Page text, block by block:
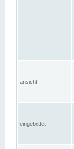
ansicht
eingebettet